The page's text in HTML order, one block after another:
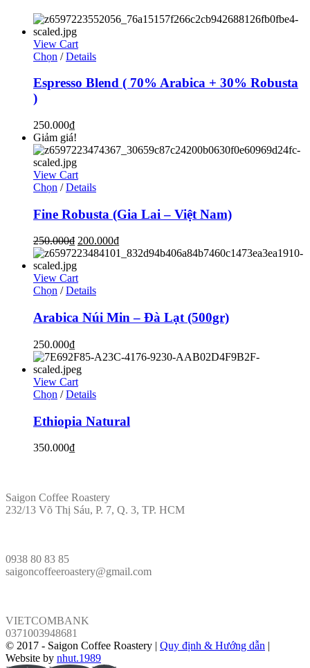
View Cart
Chọn / Details
Espresso Blend ( 70% Arabica + 30% Robusta
)
250.000₫
Giảm giá!
View Cart
Chọn / Details
Fine Robusta (Gia Lai – Việt Nam)
250.000₫ 200.000₫
View Cart
Chọn / Details
Arabica Núi Min – Đà Lạt (500gr)
250.000₫
View Cart
Chọn / Details
Ethiopia Natural
350.000₫
Saigon Coffee Roastery
232/13 Võ Thị Sáu, P. 7, Q. 3, TP. HCM
0938 80 83 85
saigoncoffeeroastery@gmail.com
VIETCOMBANK
0371003948681
© 2017 - Saigon Coffee Roastery | Quy định & Hướng dẫn |
Website by nhut.1989